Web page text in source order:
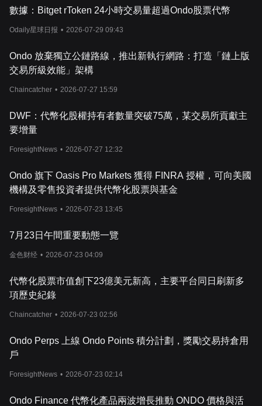
數據：Bitget rToken 24小時交易量超過Ondo股票代幣
Odaily星球日报 • 2026-07-29 09:43
Ondo 放棄獨立公鏈路線，推出新執行網路：打造「鏈上版
交易所級效能」架構
Chaincatcher • 2026-07-27 15:59
DWF：代幣化股權持有者數量突破75萬，某交易所貢獻主
要增量
ForesightNews • 2026-07-27 12:32
Ondo 旗下 Oasis Pro Markets 獲得 FINRA 授權，可向美國
機構及零售投資者提供代幣化股票與基金
ForesightNews • 2026-07-23 13:45
7月23日午間重要動態一覽
金色财经 • 2026-07-23 04:09
代幣化股票市值創下23億美元新高，主要平台同日刷新多
項歷史紀錄
Chaincatcher • 2026-07-23 02:56
Ondo Perps 上線 Ondo Points 積分計劃，獎勵交易持倉用
戶
ForesightNews • 2026-07-23 02:14
Ondo Finance 代幣化產品兩波增長推動 ONDO 價格與活